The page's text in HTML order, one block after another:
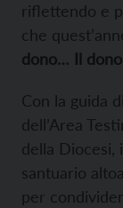
riflettendo e
che
dono… Il
Con la guida di
dell’Area
della Diocesi,
santuario
per